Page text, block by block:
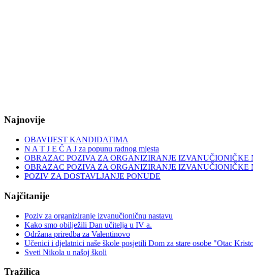
Najnovije
OBAVIJEST KANDIDATIMA
N A T J E Č A J za popunu radnog mjesta
OBRAZAC POZIVA ZA ORGANIZIRANJE IZVANUČIONIČKE
OBRAZAC POZIVA ZA ORGANIZIRANJE IZVANUČIONIČKE
POZIV ZA DOSTAVLJANJE PONUDE
Najčitanije
Poziv za organiziranje izvanučioničnu nastavu
Kako smo obilježili Dan učitelja u IV a.
Održana priredba za Valentinovo
Učenici i djelatnici naše škole posjetili Dom za stare osobe "Otac
Sveti Nikola u našoj školi
Tražilica